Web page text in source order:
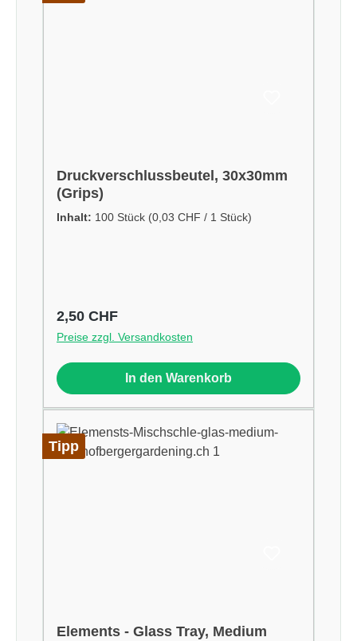
Druckverschlussbeutel, 30x30mm
(Grips)
Inhalt: 100 Stück (0,03 CHF / 1 Stück)
Regulärer Preis:
2,50 CHF
Preise zzgl. Versandkosten
In den Warenkorb
Tipp
Elements - Glass Tray, Medium